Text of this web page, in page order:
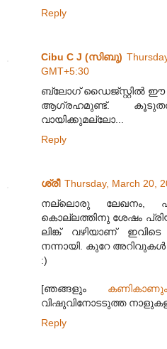
Reply
Cibu C J (സിബു)
GMT+5:30
ബ്ലോഗ് ഡൈജ്സ്റ്റില്‍ ഈ
ആഗ്രഹമുണ്ട്.
വായിക്കുമല്ലോ...
Reply
ശ്രീ Thursday, March 20,
നല്ലൊരു ലേഖനം,
കൊല്ലത്തിനു ശേഷം
ലിങ്ക് വഴിയാണ്
നന്നായി. കുറേ അറിവുകള്‍
:)
[ഞങ്ങളും കണികാണും
വിഷുവിനോടടുത്ത
Reply